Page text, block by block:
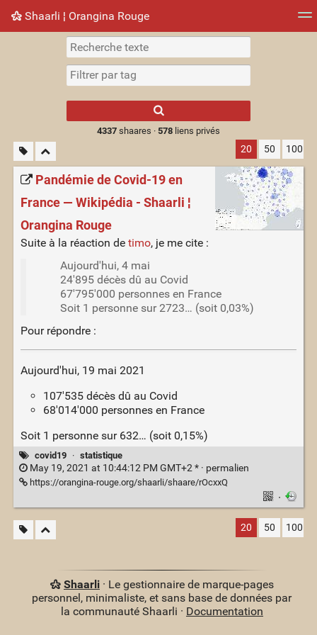
Shaarli ¦ Orangina Rouge
Nuage de tags Mur d'images
results.
4337shaares · 578liens privés
20 50 100
Pandémie de Covid-19 en
France — Wikipédia - Shaarli ¦
Orangina Rouge
Suite à la réaction de timo, je me cite :
Aujourd'hui, 4 mai
24'895 décès dû au Covid
67'795'000 personnes en France
Soit 1 personne sur 2723… (soit 0,03%)
Pour répondre :
Aujourd'hui, 19 mai 2021
107'535 décès dû au Covid
68'014'000 personnes en France
Soit 1 personne sur 632… (soit 0,15%)
covid19 · statistique
May 19, 2021 at 10:44:12 PM GMT+2 * · permalien
https://orangina-rouge.org/shaarli/shaare/rOcxxQ
·
20 50 100
Shaarli· Le gestionnaire de marque-pages
personnel, minimaliste, et sans base de données par
la communauté Shaarli · Documentation